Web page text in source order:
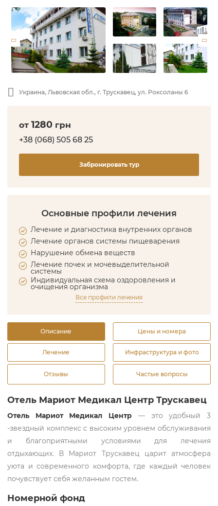
Описание Цены и номера
Лечение Инфраструктура и фото
Отзывы Частые вопросы
Отель Мариот Медикал Центр Трускавец
Отель Мариот Медикал Центр — это удобный 3
-звездный комплекс с высоким уровнем обслуживания
и благоприятными условиями для лечения
отдыхающих. В Мариот Трускавец царит атмосфера
уюта и современного комфорта, где каждый человек
почувствует себя желанным гостем.
Номерной фонд
Украина, Львовская обл., г. Трускавец, ул. Роксоланы 6
от 1280 грн
+38 (068) 505 68 25
Забронировать тур
Основные профили лечения
Лечение и диагностика внутренних органов
Лечение органов системы пищеварения
Нарушение обмена веществ
Лечение почек и мочевыделительной
системы
Индивидуальная схема оздоровления и
очищения организма
Все профили лечения